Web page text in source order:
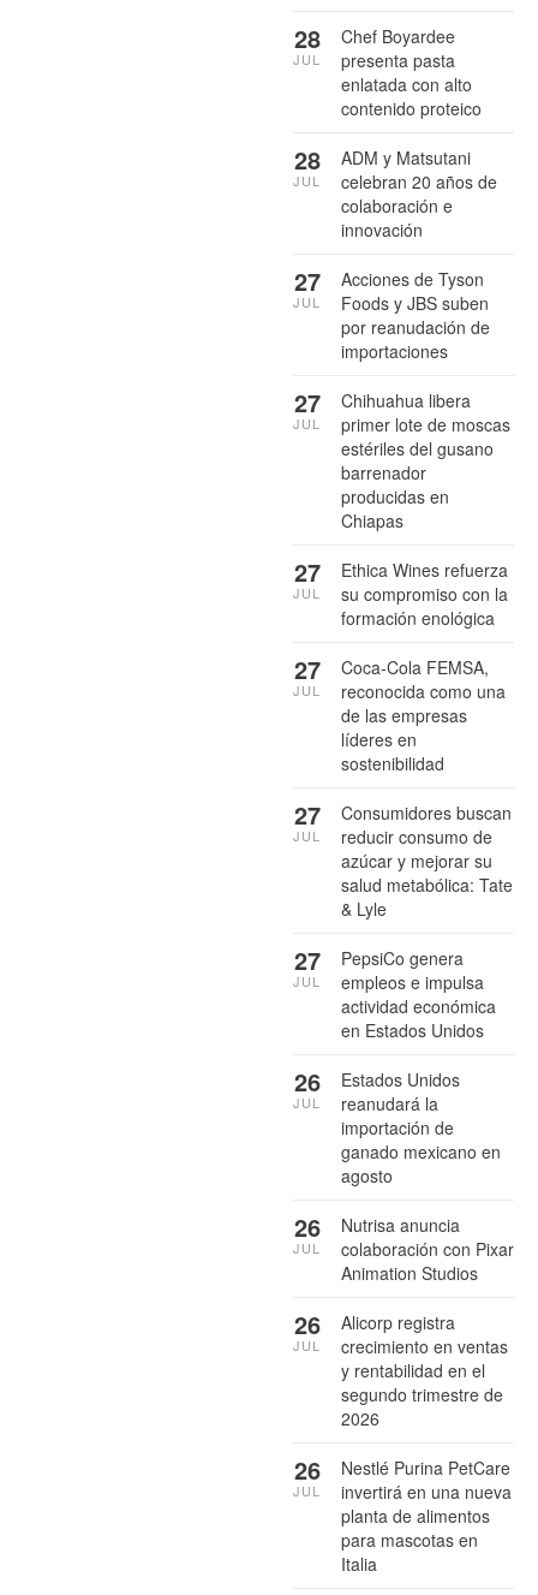
Chef Boyardee
presenta pasta
enlatada con alto
contenido proteico
28
JUL
ADM y Matsutani
celebran 20 años de
colaboración e
innovación
28
JUL
Acciones de Tyson
Foods y JBS suben
por reanudación de
importaciones
27
JUL
Chihuahua libera
primer lote de moscas
estériles del gusano
barrenador
producidas en
Chiapas
27
JUL
Ethica Wines refuerza
su compromiso con la
formación enológica
27
JUL
Coca-Cola FEMSA,
reconocida como una
de las empresas
líderes en
sostenibilidad
27
JUL
Consumidores buscan
reducir consumo de
azúcar y mejorar su
salud metabólica: Tate
& Lyle
27
JUL
PepsiCo genera
empleos e impulsa
actividad económica
en Estados Unidos
27
JUL
Estados Unidos
reanudará la
importación de
ganado mexicano en
agosto
26
JUL
Nutrisa anuncia
colaboración con Pixar
Animation Studios
26
JUL
Alicorp registra
crecimiento en ventas
y rentabilidad en el
segundo trimestre de
2026
26
JUL
Nestlé Purina PetCare
invertirá en una nueva
planta de alimentos
para mascotas en
Italia
26
JUL